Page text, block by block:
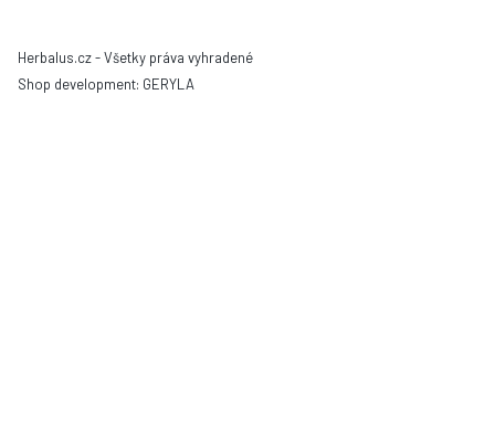
Herbalus.cz - Všetky práva vyhradené
Shop development: GERYLA